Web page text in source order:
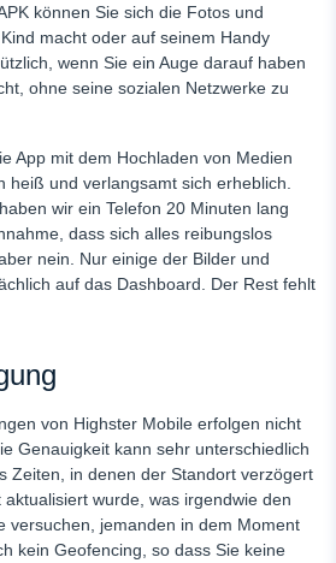
können Sie sich die Fotos und
macht oder auf seinem Handy
wenn Sie ein Auge darauf haben
ohne seine sozialen Netzwerke zu
App mit dem Hochladen von Medien
heiß und verlangsamt sich erheblich.
wir ein Telefon 20 Minuten lang
dass sich alles reibungslos
nein. Nur einige der Bilder und
auf das Dashboard. Der Rest fehlt
von Highster Mobile erfolgen nicht
Genauigkeit kann sehr unterschiedlich
Zeiten, in denen der Standort verzögert
wurde, was irgendwie den
versuchen, jemanden in dem Moment
kein Geofencing, so dass Sie keine